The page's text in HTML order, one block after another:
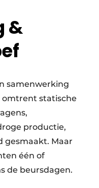
&
samenwerking
omtrent statische
productie,
gesmaakt. Maar
één of
de beursdagen.